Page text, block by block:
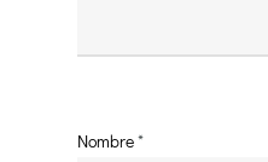
Nombre*